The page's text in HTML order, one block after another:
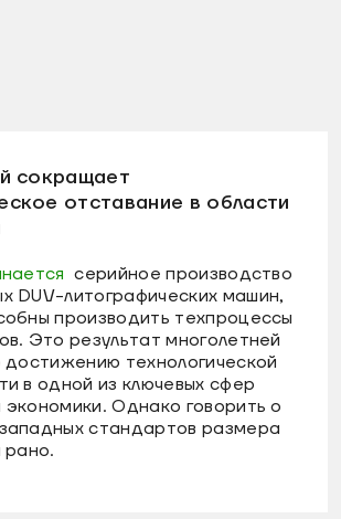
сокращает
отставание в области
серийное производство
DUV-литографических машин,
производить техпроцессы
Это результат многолетней
достижению технологической
в одной из ключевых сфер
Однако говорить о
стандартов размера
рано.